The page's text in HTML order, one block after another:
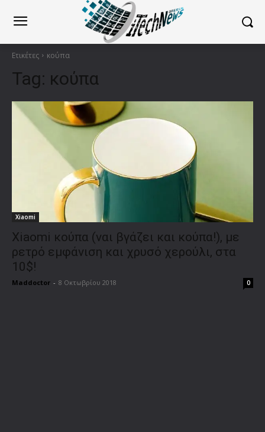
Ετικέτες κούπα
Tag: κούπα
Xiaomi
Xiaomi κούπα (ναι βγάζει και κούπα!), με
ρετρό εμφάνιση και χρυσό χερούλι, στα
10$!
Maddoctor - 8 Οκτωβρίου 2018 0